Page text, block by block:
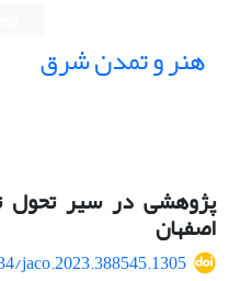
هنر و تمدن شرق
پژوهشی در سیر تحول
اصفهان
jaco.2023.388545.1305